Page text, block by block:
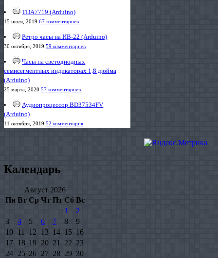
TDA7719 (Arduino)
15 июля, 2019 67 комментариев
Ретро часы на ИВ-22 (Arduino)
30 октября, 2019 59 комментариев
Часы на светодиодных
семисегментных индикаторах 1,8 дюйма
(Arduino)
25 марта, 2020 57 комментариев
Аудиопроцессор BD37534FV
(Arduino)
11 октября, 2019 52 комментария
Календарь
Август 2026
Пн Вт Ср Чт Пт Сб Вс
1
2
3
4 5 6 7 8
9
10 11 12 13 14 15 16
17 18 19 20 21 22 23
24 25 26 27 28 29 30